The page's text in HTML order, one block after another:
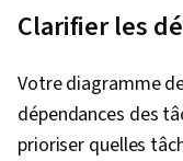
Mise
liés
Clarifier les
Votre diagramme
dépendances des
prioriser quelles